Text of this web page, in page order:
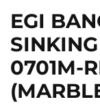
EGI
0701M-